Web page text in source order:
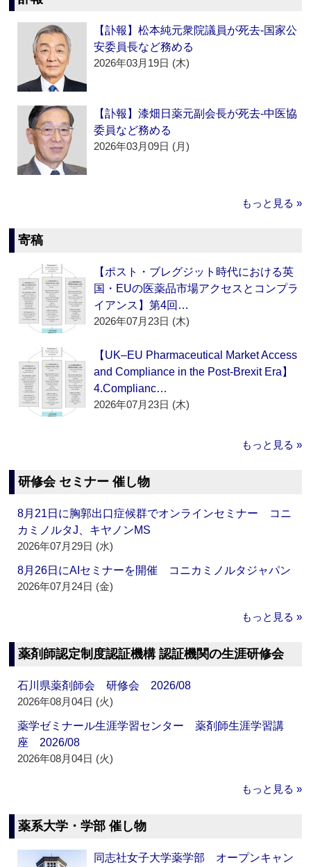
【訃報】松本純元衆院議員が死去‐国家公
安委員長など務める
2026年03月19日 (木)
【訃報】漆畑日薬元副会長が死去‐中医協
委員など務める
2026年03月09日 (月)
もっと見る »
寄稿
【ポスト・ブレグジット時代における英
国・EUの医薬品市場アクセスとコンプラ
イアンス】第4回…
2026年07月23日 (木)
【UK–EU Pharmaceutical Market Access
and Compliance in the Post-Brexit Era】
4.Complianc…
2026年07月23日 (木)
もっと見る »
研修会 セミナー 催し物
8月21日に胸郭出口症候群でオンラインセミナー コニ
カミノルタJ、キヤノンMS
2026年07月29日 (水)
8月26日にAIセミナーを開催 コニカミノルタジャパン
2026年07月24日 (金)
もっと見る »
薬剤師認定制度認証機構 認証機関の生涯研修会
石川県薬剤師会 研修会 2026/08
2026年08月04日 (火)
薬学ゼミナール生涯学習センター 薬剤師生涯学習講
座 2026/08
2026年08月04日 (火)
もっと見る »
薬系大学・学部 催し物
同志社女子大学薬学部 オープンキャン